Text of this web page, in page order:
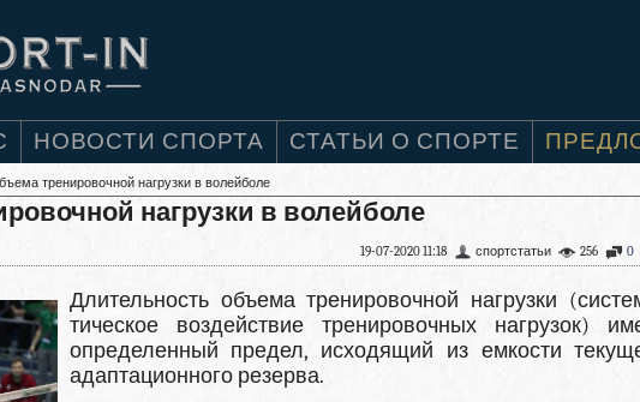
НОВОСТИ СПОРТА СТАТЬИ О СПОРТЕ
тренировочной нагрузки в волейболе
нагрузки в волейболе
0
256
спортстатьи
19-07-2020 11:18
Длительность объема тренировочной нагрузки
тическое воздействие тренировочных нагрузок)
опре­деленный предел, исходящий из емкости
адапта­ционного резерва.